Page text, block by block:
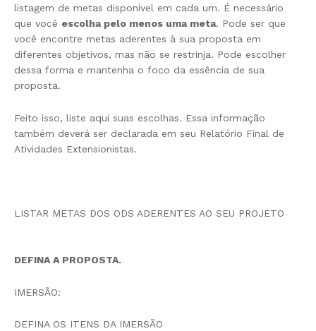
listagem de metas disponível em cada um. É necessário
que você escolha pelo menos uma meta. Pode ser que
você encontre metas aderentes à sua proposta em
diferentes objetivos, mas não se restrinja. Pode escolher
dessa forma e mantenha o foco da essência de sua
proposta.
Feito isso, liste aqui suas escolhas. Essa informação
também deverá ser declarada em seu Relatório Final de
Atividades Extensionistas.
LISTAR METAS DOS ODS ADERENTES AO SEU PROJETO
DEFINA A PROPOSTA.
IMERSÃO:
DEFINA OS ITENS DA IMERSÃO